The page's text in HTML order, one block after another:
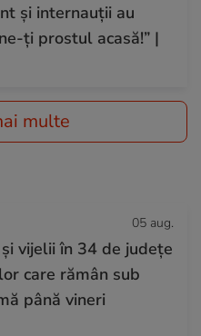
și internauții au
ți prostul acasă!” |
multe
05 aug.
vijelii în 34 de județe
care rămân sub
până vineri